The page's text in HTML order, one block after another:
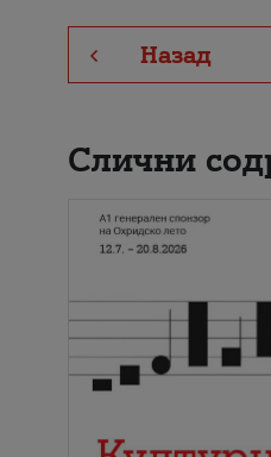
Назад
Слични